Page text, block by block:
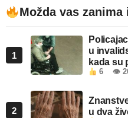
Možda vas zanima
1
u
kada su
6 👁
2
u dva